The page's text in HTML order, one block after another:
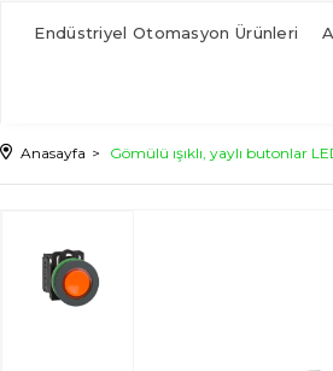
Endüstriyel Otomasyon Ürünleri
Anasayfa Gömülü ışıklı, yaylı butonlar